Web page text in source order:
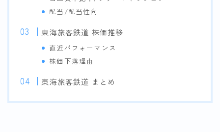
配当/配当性向
東海旅客鉄道 株価推移
直近パフォーマンス
株価下落理由
東海旅客鉄道 まとめ